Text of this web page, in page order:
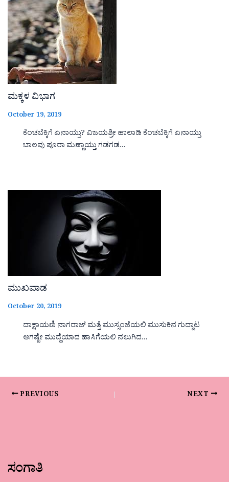
ಮಕ್ಕಳ ವಿಭಾಗ
October 19, 2019
ಕೆಂಚಬೆಕ್ಕಿಗೆ ಏನಾಯ್ತು? ವಿಜಯಶ್ರೀ ಹಾಲಾಡಿ ಕೆಂಚಬೆಕ್ಕಿಗೆ ಏನಾಯ್ತು
ಬಾಲವು ಪೂರಾ ಮಣ್ಣಾಯ್ತು ಗಡಗಡ…
ಮುಖವಾಡ
October 20, 2019
ದಾಕ್ಷಾಯಣಿ ನಾಗರಾಜ್ ಮತ್ತೆ ಮುಸ್ಸಂಜೆಯಲಿ ಮುಸುಕಿನ ಗುದ್ದಾಟ
ಆಗಷ್ಟೇ ಮುದ್ದೆಯಾದ ಹಾಸಿಗೆಯಲಿ ನಲುಗಿದ…
PREVIOUS NEXT
ಸಂಗಾತಿ